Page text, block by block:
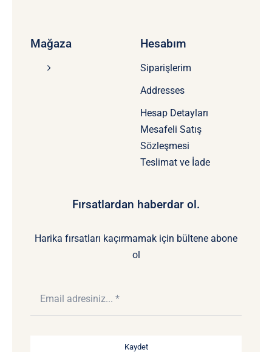
Mağaza Hesabım
Siparişlerim
Addresses
Hesap Detayları
Mesafeli Satış
Sözleşmesi
Teslimat ve İade
Fırsatlardan haberdar ol.
Harika fırsatları kaçırmamak için bültene abone
ol
Kaydet